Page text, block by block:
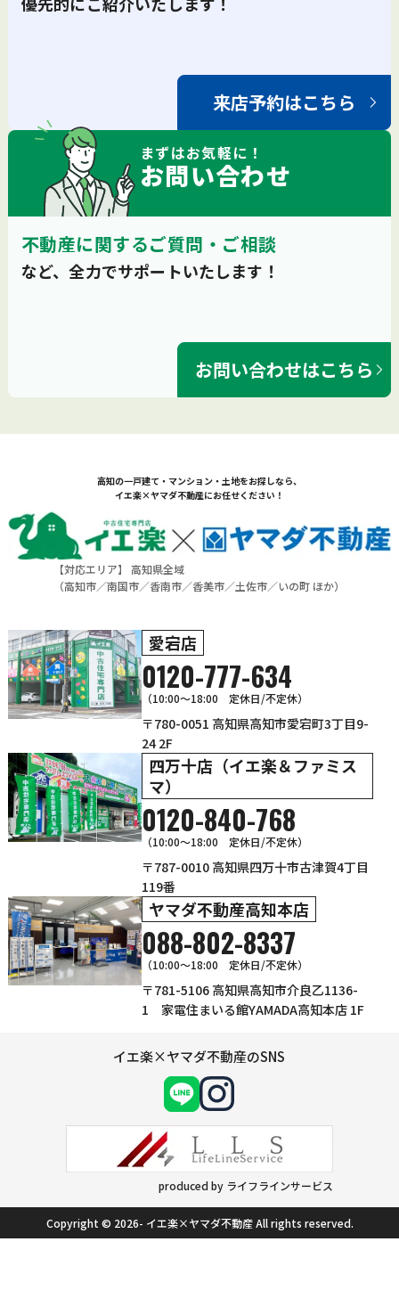
来店予約はこちら
まずはお気軽に！
お問い合わせ
不動産に関するご質問・ご相談
など、全力でサポートいたします！
お問い合わせはこちら
高知の一戸建て・マンション・土地をお探しなら、
イエ楽×ヤマダ不動産にお任せください！
【対応エリア】 高知県全域
（高知市／南国市／香南市／香美市／土佐市／いの町 ほか）
愛宕店
0120-777-634
（10:00～18:00 定休日/不定休）
〒780-0051 高知県高知市愛宕町3丁目9-
24 2F
四万十店（イエ楽＆ファミス
マ）
0120-840-768
（10:00〜18:00 定休日/不定休）
〒787-0010 高知県四万十市古津賀4丁目
119番
ヤマダ不動産高知本店
088-802-8337
（10:00～18:00 定休日/不定休）
〒781-5106 高知県高知市介良乙1136-
1 家電住まいる館YAMADA高知本店 1F
イエ楽×ヤマダ不動産のSNS
produced by ライフラインサービス
Copyright © 2026- イエ楽×ヤマダ不動産 All rights reserved.